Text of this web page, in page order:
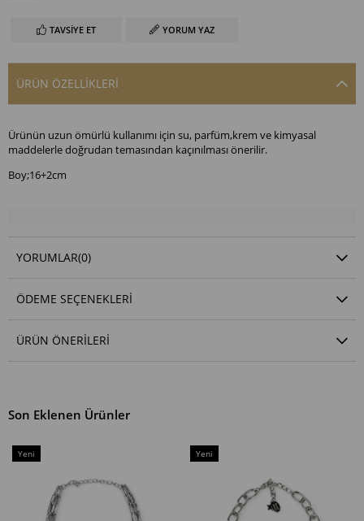
TAVSIYE ET YORUM YAZ
ÜRÜN ÖZELLIKLERI
Ürünün uzun ömürlü kullanımı için su, parfüm,krem ve kimyasal
maddelerle doğrudan temasından kaçınılması önerilir.
Boy;16+2cm
YORUMLAR(0)
ÖDEME SEÇENEKLERI
ÜRÜN ÖNERILERI
Son Eklenen Ürünler
Yeni
Yeni